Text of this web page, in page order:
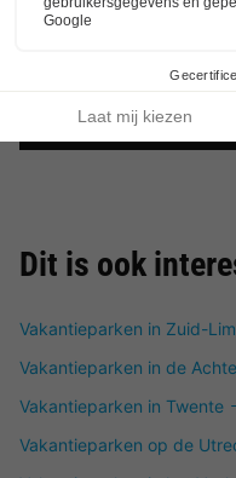
Dit is ook
Vakantieparken in Zuid-
Vakantieparken in de
Vakantieparken in Twente
Vakantieparken op de